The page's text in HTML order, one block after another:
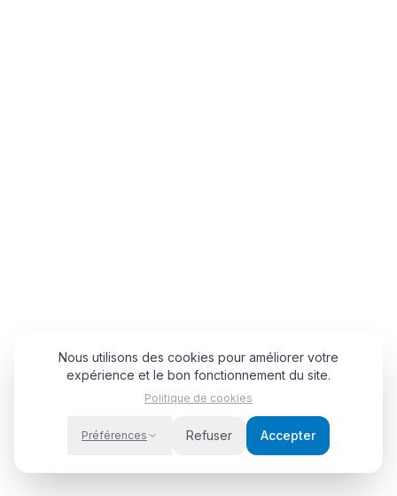
Nous utilisons des cookies pour améliorer votre
expérience et le bon fonctionnement du site.
Politique de cookies
Préférences Refuser Accepter